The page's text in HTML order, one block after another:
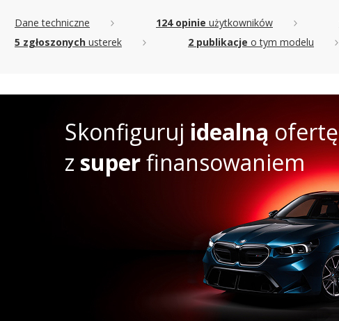
Dane techniczne 124 opinie użytkowników
5 zgłoszonych usterek 2 publikacje o tym modelu
Skonfiguruj idealną ofertę
z superfinansowaniem